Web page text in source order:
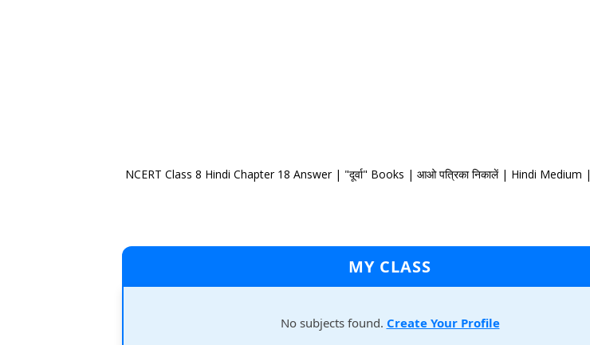
NCERT Class 8 Hindi Chapter 18 Answer | "दूर्वा" Books | आओ पत्रिका निकालें | Hindi Medium |
MY CLASS
No subjects found. Create Your Profile